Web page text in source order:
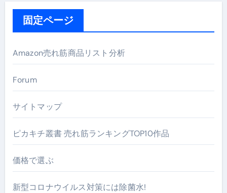
固定ページ
Amazon売れ筋商品リスト分析
Forum
サイトマップ
ピカキチ叢書 売れ筋ランキングTOP10作品
価格で選ぶ
新型コロナウイルス対策には除菌水!